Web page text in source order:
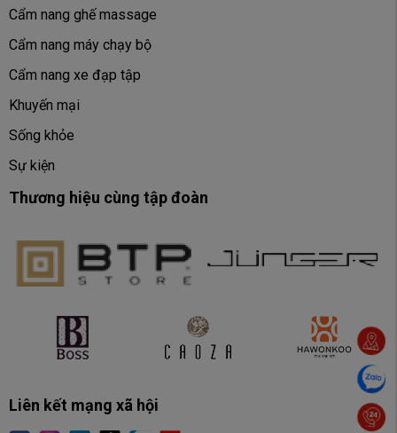
Cẩm nang ghế massage
Cẩm nang máy chạy bộ
Cẩm nang xe đạp tập
Khuyến mại
Sống khỏe
Sự kiện
Thương hiệu cùng tập đoàn
Liên kết mạng xã hội